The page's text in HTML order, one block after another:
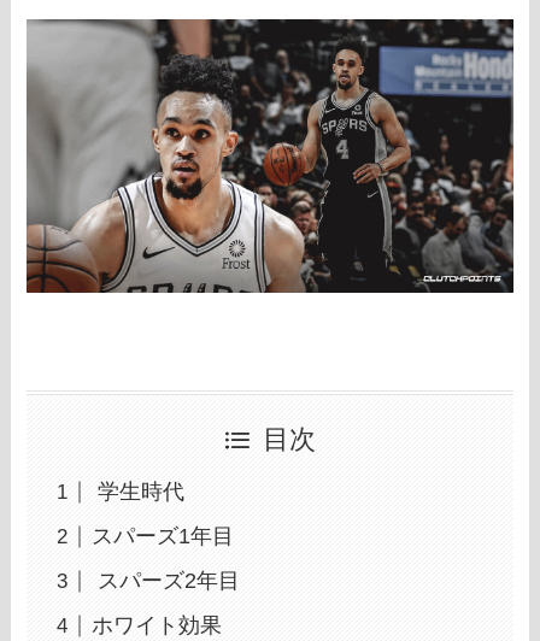
目次
学生時代
スパーズ1年目
スパーズ2年目
ホワイト効果